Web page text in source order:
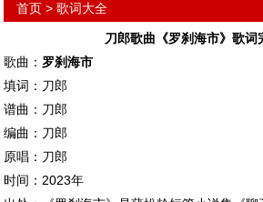
首页 >歌词大全
刀郎歌曲《罗刹海市》歌词
歌曲： 罗刹海市
填词：刀郎
谱曲：刀郎
编曲：刀郎
原唱：刀郎
时间：2023年